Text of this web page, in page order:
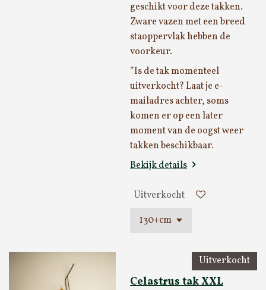
geschikt voor deze takken.
Zware vazen met een breed
staoppervlak hebben de
voorkeur.
*Is de tak momenteel
uitverkocht? Laat je e-
mailadres achter, soms
komen er op een later
moment van de oogst weer
takken beschikbaar.
Bekijk details
Uitverkocht
Uitverkocht
Celastrus tak XXL